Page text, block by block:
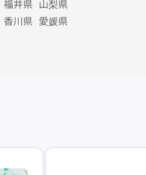
福井県 山梨県
香川県 愛媛県